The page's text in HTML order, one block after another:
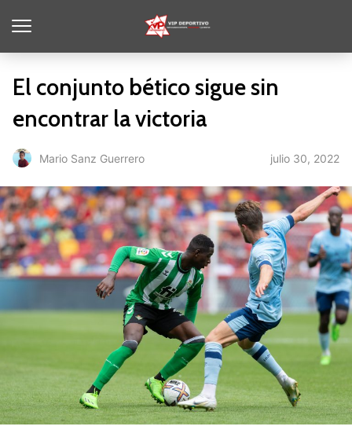
El conjunto bético sigue sin
encontrar la victoria
Mario Sanz Guerrero julio 30, 2022